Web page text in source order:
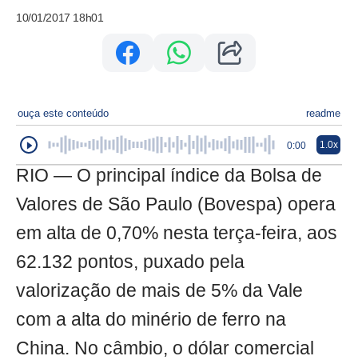
10/01/2017 18h01
ouça este conteúdo readme
0:00 1.0x
RIO — O principal índice da Bolsa de
Valores de São Paulo (Bovespa) opera
em alta de 0,70% nesta terça-feira, aos
62.132 pontos, puxado pela
valorização de mais de 5% da Vale
com a alta do minério de ferro na
China. No câmbio, o dólar comercial